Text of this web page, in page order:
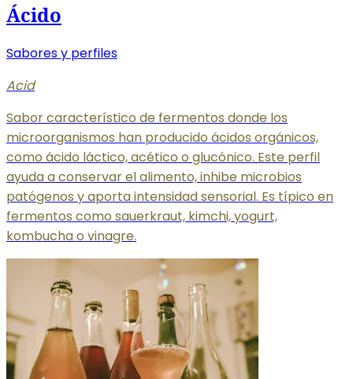
Ácido
Sabores y perfiles
Acid
Sabor característico de fermentos donde los
microorganismos han producido ácidos orgánicos,
como ácido láctico, acético o glucónico. Este perfil
ayuda a conservar el alimento, inhibe microbios
patógenos y aporta intensidad sensorial. Es típico en
fermentos como sauerkraut, kimchi, yogurt,
kombucha o vinagre.